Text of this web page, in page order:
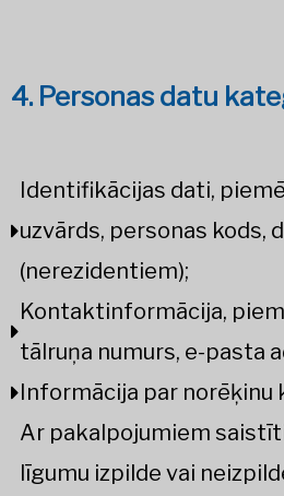
4. Personas datu
Identifikācijas dati,
uzvārds, personas kods,
(nerezidentiem);
Kontaktinformācija,
tālruņa numurs, e-pasta
Informācija par norēķinu
Ar pakalpojumiem
līgumu izpilde vai